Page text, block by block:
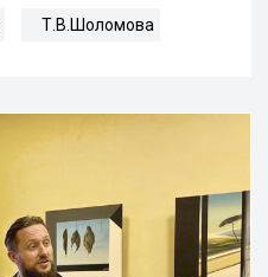
Т.В.Шоломова